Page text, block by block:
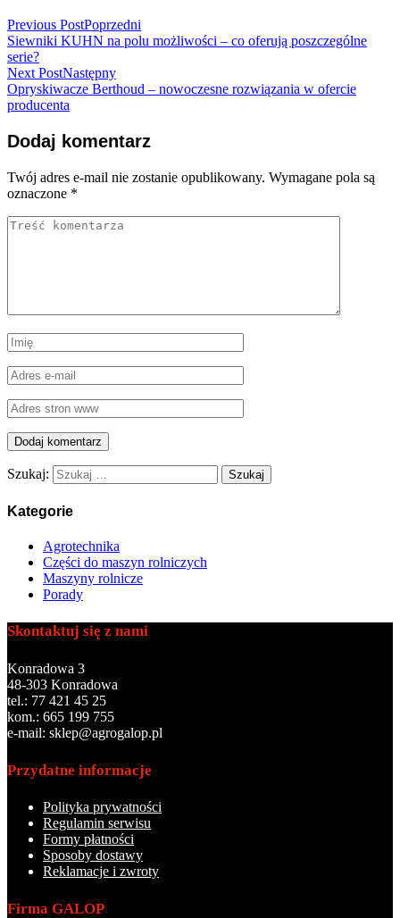
Previous PostPoprzedni
Siewniki KUHN na polu możliwości – co oferują poszczególne
serie?
Next PostNastępny
Opryskiwacze Berthoud – nowoczesne rozwiązania w ofercie
producenta
Dodaj komentarz
Twój adres e-mail nie zostanie opublikowany. Wymagane pola są
oznaczone *
Szukaj:
Kategorie
Agrotechnika
Części do maszyn rolniczych
Maszyny rolnicze
Porady
Skontaktuj się z nami
Konradowa 3
48-303 Konradowa
tel.: 77 421 45 25
kom.: 665 199 755
e-mail: sklep@agrogalop.pl
Przydatne informacje
Polityka prywatności
Regulamin serwisu
Formy płatności
Sposoby dostawy
Reklamacje i zwroty
Firma GALOP